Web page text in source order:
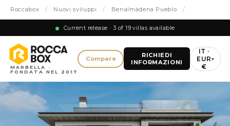
Roccabox / Nuovi sviluppi / Benalmádena Pueblo /
Current release · 3 of 19 villas available
MARBELLA ·
FONDATA NEL 2017
Compare
RICHIEDI
INFORMAZIONI
IT ·
EUR
€
▾